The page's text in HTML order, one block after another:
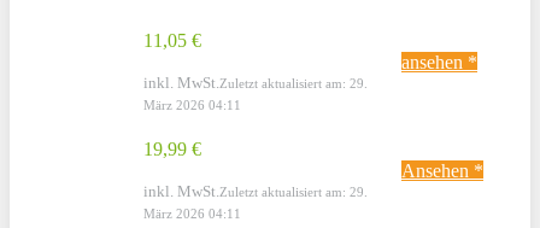
11,05 €
inkl. MwSt. Zuletzt aktualisiert am: 29.
März 2026 04:11
ansehen *
19,99 €
inkl. MwSt. Zuletzt aktualisiert am: 29.
März 2026 04:11
Ansehen *